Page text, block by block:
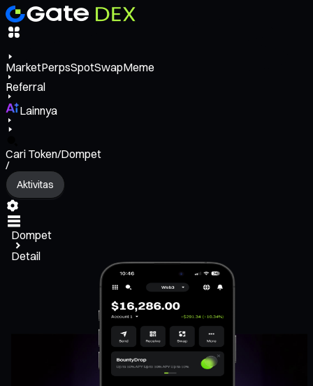
MarketPerpsSpotSwapMeme
Referral
Lainnya
Cari Token/Dompet
/
Aktivitas
Dompet
Detail